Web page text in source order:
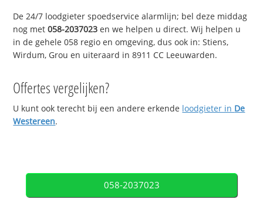
De 24/7 loodgieter spoedservice alarmlijn; bel deze middag
nog met058-2037023 en we helpen u direct. Wij helpen u
in de gehele 058 regio en omgeving, dus ook in: Stiens,
Wirdum, Grou en uiteraard in 8911 CC Leeuwarden.
Offertes vergelijken?
U kunt ook terecht bij een andere erkende loodgieter in De
Westereen.
058-2037023